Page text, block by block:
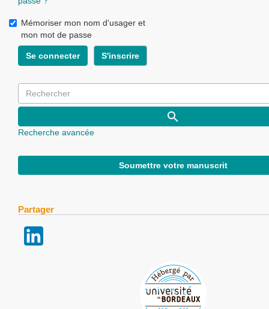
Mémoriser mon nom d'usager et
mon mot de passe
Se connecter S'inscrire
Recherche avancée
Soumettre votre manuscrit
Partager